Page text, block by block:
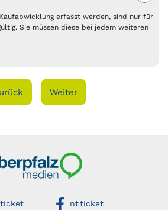
erfasst werden, sind nur für
Sie müssen diese bei jedem weiteren
Schritt zurück gehen.
einen Schritt weiter
auf instagramnt ticketauf facebook